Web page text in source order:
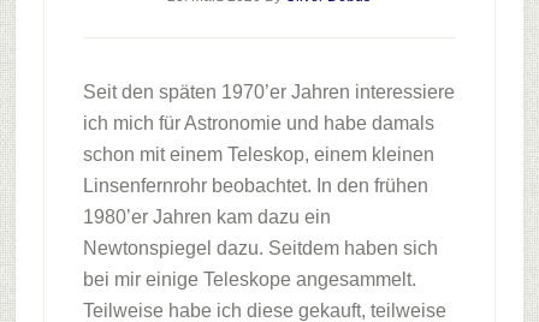
Seit den späten 1970’er Jahren interessiere
ich mich für Astronomie und habe damals
schon mit einem Teleskop, einem kleinen
Linsenfernrohr beobachtet. In den frühen
1980’er Jahren kam dazu ein
Newtonspiegel dazu. Seitdem haben sich
bei mir einige Teleskope angesammelt.
Teilweise habe ich diese gekauft, teilweise